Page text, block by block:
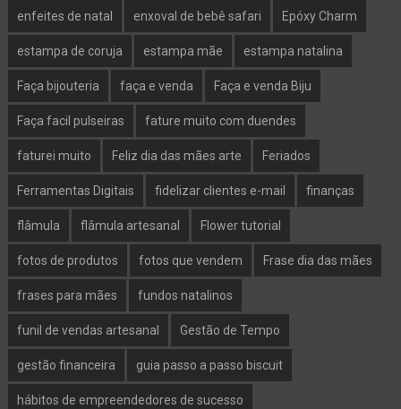
enfeites de natal enxoval de bebê safari Epóxy Charm
estampa de coruja estampa mãe estampa natalina
Faça bijouteria faça e venda Faça e venda Biju
Faça facil pulseiras fature muito com duendes
faturei muito Feliz dia das mães arte Feriados
Ferramentas Digitais fidelizar clientes e-mail finanças
flâmula flâmula artesanal Flower tutorial
fotos de produtos fotos que vendem Frase dia das mães
frases para mães fundos natalinos
funil de vendas artesanal Gestão de Tempo
gestão financeira guia passo a passo biscuit
hábitos de empreendedores de sucesso